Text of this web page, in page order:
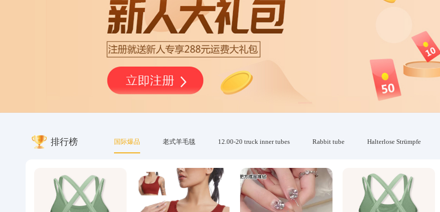
排行榜 国际爆品 老式羊毛毯 12.00-20 truck inner tubes Rabbit tube Halterlose Strümpfe